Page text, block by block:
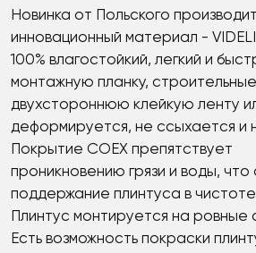
Новинка от Польского
инновационный материал -
100% влагостойкий, легкий и
монтажную планку,
двухстороннюю клейкую ленту
деформируется, не ссыхается и
Покрытие COEX препятствует
проникновению грязи и воды, что
поддержание плинтуса в
Плинтус монтируется на ровные
Есть возможность покраски